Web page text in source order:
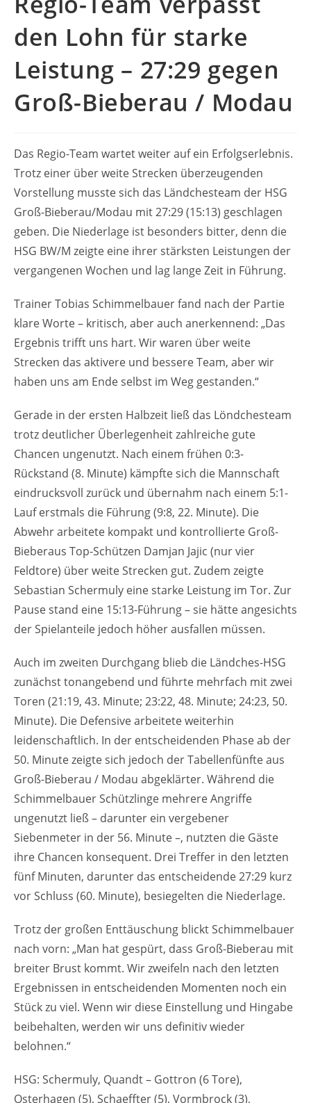
den Lohn für starke
Leistung – 27:29 gegen
Groß-Bieberau / Modau
Das Regio-Team wartet weiter auf ein Erfolgserlebnis.
Trotz einer über weite Strecken überzeugenden
Vorstellung musste sich das Ländchesteam der HSG
Groß-Bieberau/Modau mit 27:29 (15:13) geschlagen
geben. Die Niederlage ist besonders bitter, denn die
HSG BW/M zeigte eine ihrer stärksten Leistungen der
vergangenen Wochen und lag lange Zeit in Führung.
Trainer Tobias Schimmelbauer fand nach der Partie
klare Worte – kritisch, aber auch anerkennend: „Das
Ergebnis trifft uns hart. Wir waren über weite
Strecken das aktivere und bessere Team, aber wir
haben uns am Ende selbst im Weg gestanden.“
Gerade in der ersten Halbzeit ließ das Löndchesteam
trotz deutlicher Überlegenheit zahlreiche gute
Chancen ungenutzt. Nach einem frühen 0:3-
Rückstand (8. Minute) kämpfte sich die Mannschaft
eindrucksvoll zurück und übernahm nach einem 5:1-
Lauf erstmals die Führung (9:8, 22. Minute). Die
Abwehr arbeitete kompakt und kontrollierte Groß-
Bieberaus Top-Schützen Damjan Jajic (nur vier
Feldtore) über weite Strecken gut. Zudem zeigte
Sebastian Schermuly eine starke Leistung im Tor. Zur
Pause stand eine 15:13-Führung – sie hätte angesichts
der Spielanteile jedoch höher ausfallen müssen.
Auch im zweiten Durchgang blieb die Ländches-HSG
zunächst tonangebend und führte mehrfach mit zwei
Toren (21:19, 43. Minute; 23:22, 48. Minute; 24:23, 50.
Minute). Die Defensive arbeitete weiterhin
leidenschaftlich. In der entscheidenden Phase ab der
50. Minute zeigte sich jedoch der Tabellenfünfte aus
Groß-Bieberau / Modau abgeklärter. Während die
Schimmelbauer Schützlinge mehrere Angriffe
ungenutzt ließ – darunter ein vergebener
Siebenmeter in der 56. Minute –, nutzten die Gäste
ihre Chancen konsequent. Drei Treffer in den letzten
fünf Minuten, darunter das entscheidende 27:29 kurz
vor Schluss (60. Minute), besiegelten die Niederlage.
Trotz der großen Enttäuschung blickt Schimmelbauer
nach vorn: „Man hat gespürt, dass Groß-Bieberau mit
breiter Brust kommt. Wir zweifeln nach den letzten
Ergebnissen in entscheidenden Momenten noch ein
Stück zu viel. Wenn wir diese Einstellung und Hingabe
beibehalten, werden wir uns definitiv wieder
belohnen.“
HSG: Schermuly, Quandt – Gottron (6 Tore),
Osterhagen (5), Schaeffter (5), Vormbrock (3),